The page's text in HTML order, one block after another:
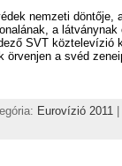
nemzeti döntője,
a
SVT köztelevízió
örvenjen a svéd
Eurovízió 2011 |